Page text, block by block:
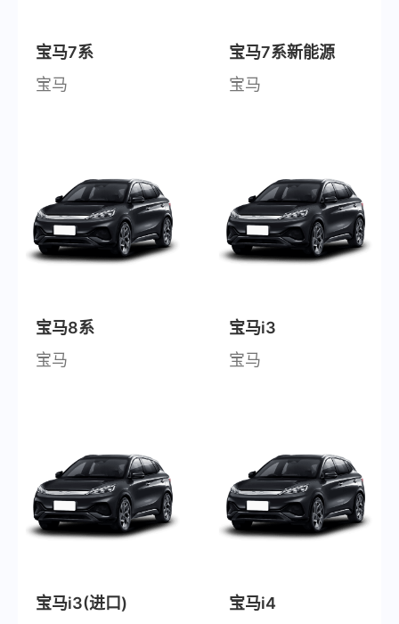
宝马7系
宝马
宝马7系新能源
宝马
宝马8系
宝马
宝马i3
宝马
宝马i3(进口)
宝马i4